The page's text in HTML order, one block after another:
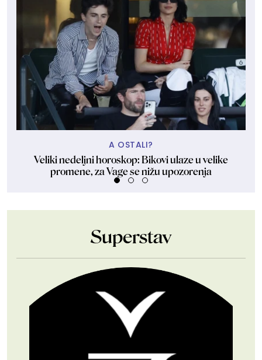
A OSTALI?
Veliki nedeljni horoskop: Bikovi ulaze u velike
promene, za Vage se nižu upozorenja
Superstav